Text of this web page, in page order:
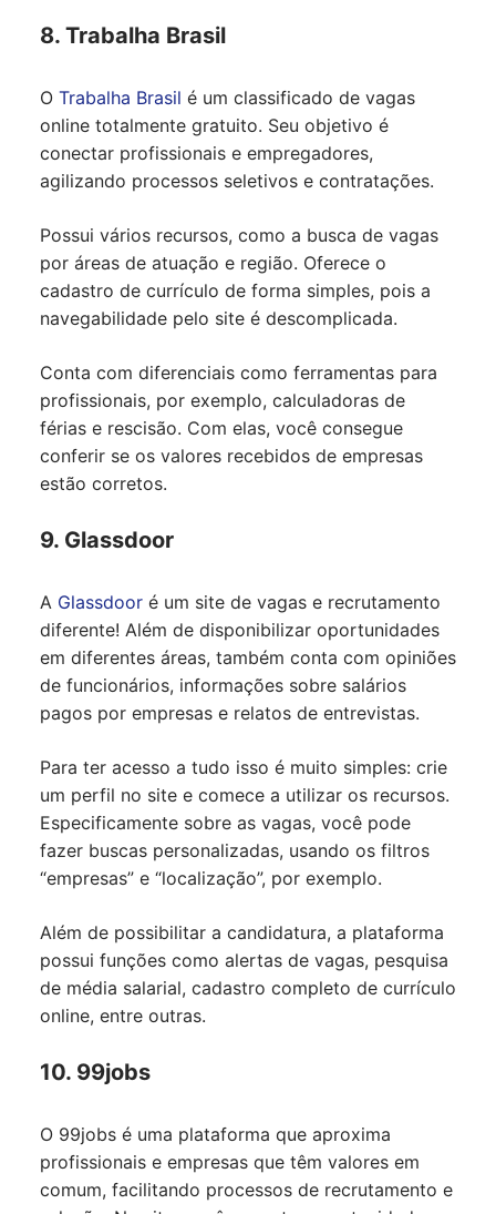
8. Trabalha Brasil
O Trabalha Brasil é um classificado de vagas
online totalmente gratuito. Seu objetivo é
conectar profissionais e empregadores,
agilizando processos seletivos e contratações.
Possui vários recursos, como a busca de vagas
por áreas de atuação e região. Oferece o
cadastro de currículo de forma simples, pois a
navegabilidade pelo site é descomplicada.
Conta com diferenciais como ferramentas para
profissionais, por exemplo, calculadoras de
férias e rescisão. Com elas, você consegue
conferir se os valores recebidos de empresas
estão corretos.
9. Glassdoor
A Glassdoor é um site de vagas e recrutamento
diferente! Além de disponibilizar oportunidades
em diferentes áreas, também conta com opiniões
de funcionários, informações sobre salários
pagos por empresas e relatos de entrevistas.
Para ter acesso a tudo isso é muito simples: crie
um perfil no site e comece a utilizar os recursos.
Especificamente sobre as vagas, você pode
fazer buscas personalizadas, usando os filtros
“empresas” e “localização”, por exemplo.
Além de possibilitar a candidatura, a plataforma
possui funções como alertas de vagas, pesquisa
de média salarial, cadastro completo de currículo
online, entre outras.
10. 99jobs
O 99jobs é uma plataforma que aproxima
profissionais e empresas que têm valores em
comum, facilitando processos de recrutamento e